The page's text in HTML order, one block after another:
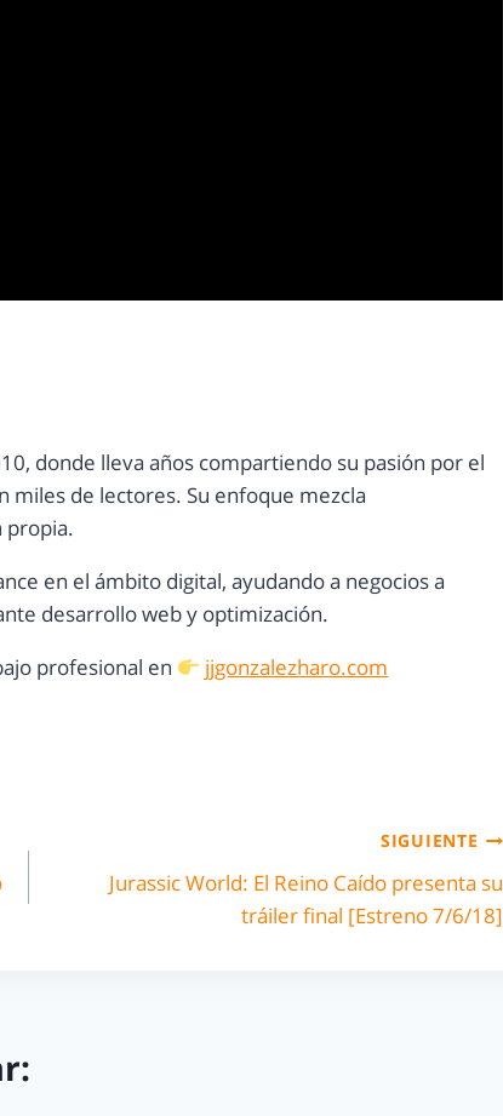
donde lleva años compartiendo su pasión por el
miles de lectores. Su enfoque mezcla
propia.
en el ámbito digital, ayudando a negocios a
desarrollo web y optimización.
profesional en
jjgonzalezharo.com
SIGUIENTE
Jurassic World: El Reino Caído presenta su
tráiler final [Estreno 7/6/18]